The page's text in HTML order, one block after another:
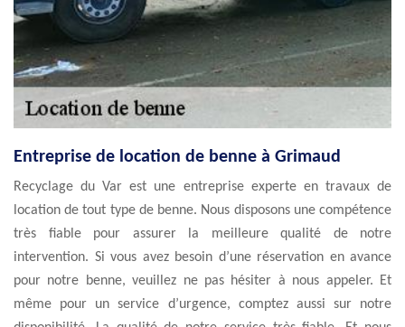
Entreprise de location de benne à Grimaud
Recyclage du Var est une entreprise experte en travaux de
location de tout type de benne. Nous disposons une compétence
très fiable pour assurer la meilleure qualité de notre
intervention. Si vous avez besoin d’une réservation en avance
pour notre benne, veuillez ne pas hésiter à nous appeler. Et
même pour un service d’urgence, comptez aussi sur notre